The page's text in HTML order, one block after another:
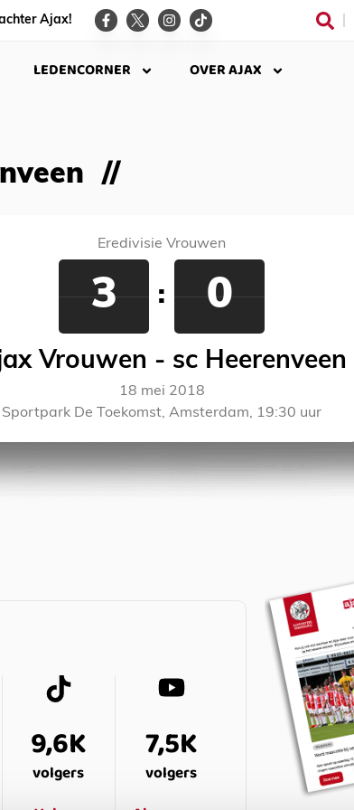
Ajax!
LEDENCORNER OVER AJAX
Eredivisie Vrouwen
3 : 0
Vrouwen - sc Heerenveen
18 mei 2018
Sportpark De Toekomst, Amsterdam, 19:30 uur
9,6K
volgers
7,5K
volgers